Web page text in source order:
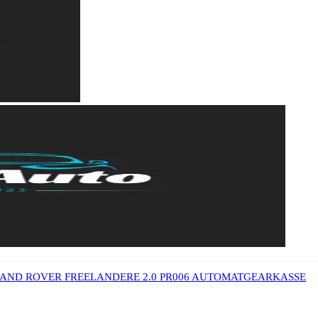
ROVER FREELANDERE 2.0 PR006 AUTOMATGEARKASSE